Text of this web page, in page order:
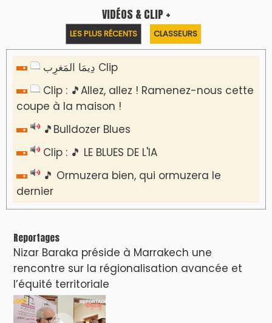
VIDÉOS & CLIP +
LES PLUS RÉCENTS CLASSEURS
دِيمَا المَغرِب Clip
Clip : 🎵Allez, allez ! Ramenez-nous cette
coupe à la maison !
🎵Bulldozer Blues
Clip : 🎵 LE BLUES DE L'IA
🎵 Ormuzera bien, qui ormuzera le
dernier
Reportages
Nizar Baraka préside à Marrakech une
rencontre sur la régionalisation avancée et
l’équité territoriale